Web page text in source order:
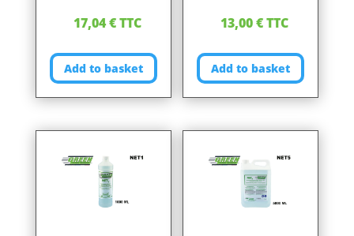
17,04€TTC
Add to basket
13,00€TTC
Add to basket